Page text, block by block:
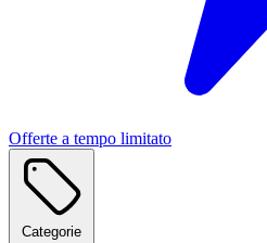
Offerte a tempo limitato
Categorie